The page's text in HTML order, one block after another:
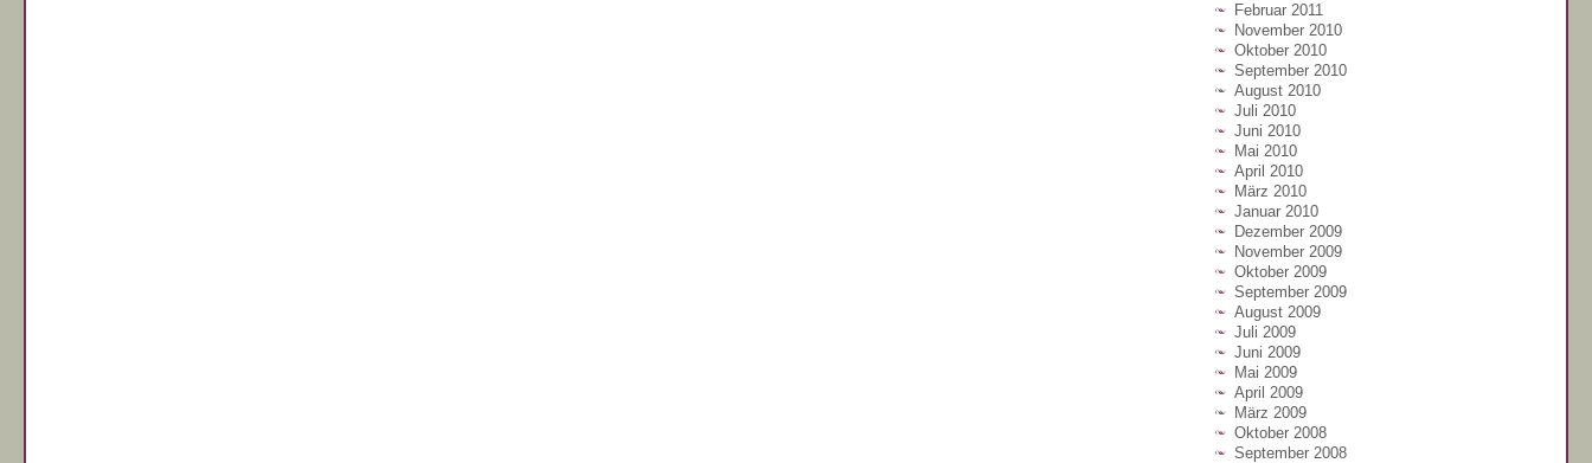
Februar 2011
November 2010
Oktober 2010
September 2010
August 2010
Juli 2010
Juni 2010
Mai 2010
April 2010
März 2010
Januar 2010
Dezember 2009
November 2009
Oktober 2009
September 2009
August 2009
Juli 2009
Juni 2009
Mai 2009
April 2009
März 2009
Oktober 2008
September 2008